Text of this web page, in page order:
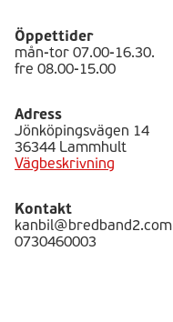
Öppettider
mån-tor 07.00-16.30.
fre 08.00-15.00
Adress
Jönköpingsvägen 14
36344 Lammhult
Vägbeskrivning
Kontakt
kanbil@bredband2.com
0730460003